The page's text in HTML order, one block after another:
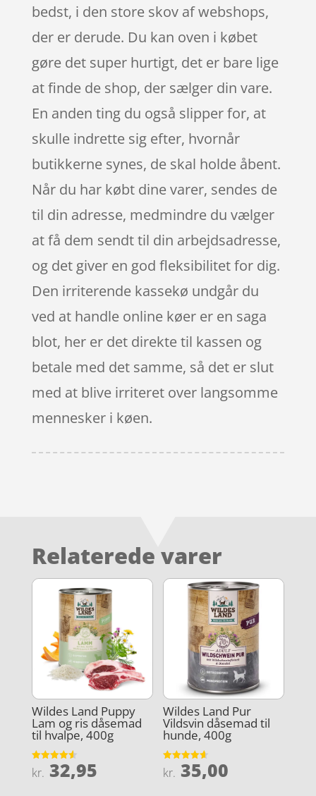
bedst, i den store skov af webshops,
der er derude. Du kan oven i købet
gøre det super hurtigt, det er bare lige
at finde de shop, der sælger din vare.
En anden ting du også slipper for, at
skulle indrette sig efter, hvornår
butikkerne synes, de skal holde åbent.
Når du har købt dine varer, sendes de
til din adresse, medmindre du vælger
at få dem sendt til din arbejdsadresse,
og det giver en god fleksibilitet for dig.
Den irriterende kassekø undgår du
ved at handle online køer er en saga
blot, her er det direkte til kassen og
betale med det samme, så det er slut
med at blive irriteret over langsomme
mennesker i køen.
Relaterede varer
Wildes Land Puppy
Lam og ris dåsemad
til hvalpe, 400g
Vurderet
4.6
kr. 32,95
Wildes Land Pur
Vildsvin dåsemad til
hunde, 400g
Vurderet
4.6
kr. 35,00